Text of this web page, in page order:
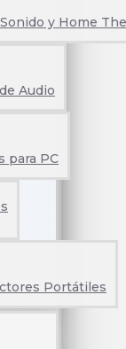
y Home
Audio
para PC
Portátiles